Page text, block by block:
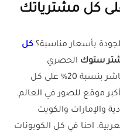
بأسعار مناسبة؟ كل
ستوك الحصري
“PICK10FREE” اللي يعطيك خصم مباشر بنسبة 20% على كل
موقع للصور في العالم.
والإمارات والكويت
احنا في كل الكوبونات